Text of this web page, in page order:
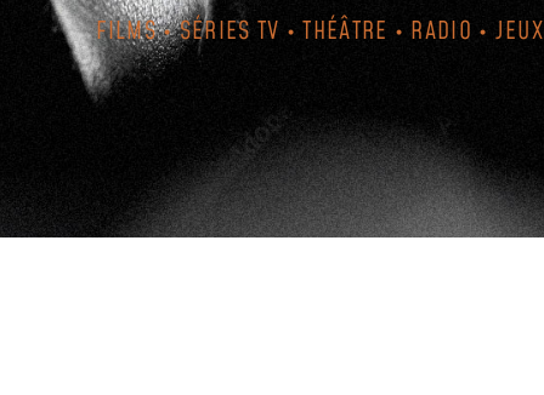
FILMS • SÉRIES TV • THÉÂTRE • RADIO • JEUX